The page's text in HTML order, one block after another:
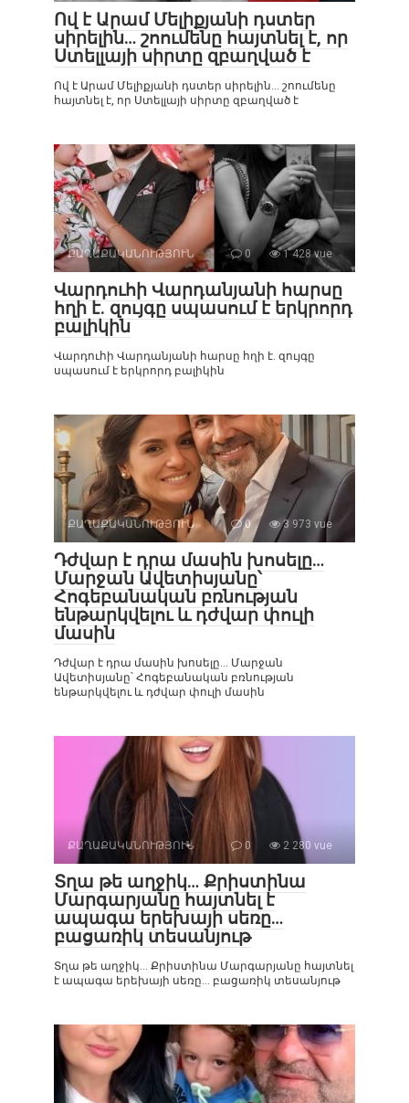
Ով է Արամ Մելիքյանի դստեր
սիրելին… շոումենը հայտնել է, որ
Ստելլայի սիրտը զբաղված է
Ով է Արամ Մելիքյանի դստեր սիրելին… շոումենը
հայտնել է, որ Ստելլայի սիրտը զբաղված է
ՔԱՂԱՔԱԿԱՆՈՒԹՅՈՒՆ 0 1 428 vue
Վարդուհի Վարդանյանի հարսը
հղի է. զույգը սպասում է երկրորդ
բալիկին
Վարդուհի Վարդանյանի հարսը հղի է. զույգը
սպասում է երկրորդ բալիկին
ՔԱՂԱՔԱԿԱՆՈՒԹՅՈՒՆ 0 3 973 vue
Դժվար է դրա մասին խոսելը…
Մարջան Ավետիսյանը՝
Հոգեբանական բռնության
ենթարկվելու և դժվար փուլի
մասին
Դժվար է դրա մասին խոսելը… Մարջան
Ավետիսյանը՝ Հոգեբանական բռնության
ենթարկվելու և դժվար փուլի մասին
ՔԱՂԱՔԱԿԱՆՈՒԹՅՈՒՆ 0 2 280 vue
Տղա թե աղջիկ… Քրիստինա
Մարգարյանը հայտնել է
ապագա երեխայի սեռը…
բացառիկ տեսանյութ
Տղա թե աղջիկ… Քրիստինա Մարգարյանը հայտնել
է ապագա երեխայի սեռը… բացառիկ տեսանյութ